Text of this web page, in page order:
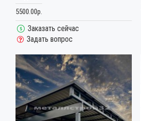
5500.00р.
Заказать сейчас
Задать вопрос